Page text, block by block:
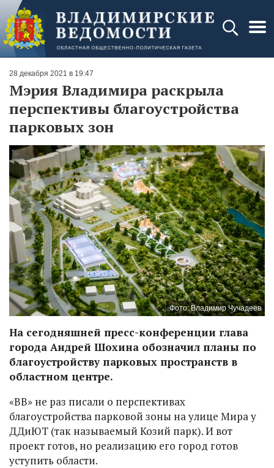
28 декабря 2021 в 19:47
Мэрия Владимира раскрыла
перспективы благоустройства
парковых зон
Фото: Владимир Чучадеев
На сегодняшней пресс-конференции глава
города Андрей Шохина обозначил планы по
благоустройству парковых пространств в
областном центре.
«ВВ» не раз писали о перспективах
благоустройства парковой зоны на улице Мира у
ДДиЮТ (так называемый Козий парк). И вот
проект готов, но реализацию его город готов
уступить области.